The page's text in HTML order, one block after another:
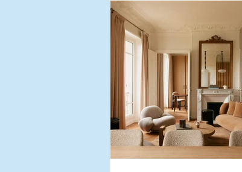
paisajes y creatividad
auténtico de la Provenza.